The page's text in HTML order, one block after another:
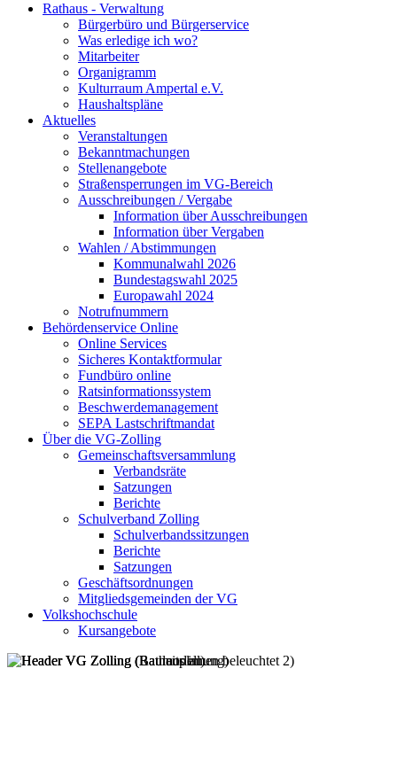
Rathaus - Verwaltung
Bürgerbüro und Bürgerservice
Was erledige ich wo?
Mitarbeiter
Organigramm
Kulturraum Ampertal e.V.
Haushaltspläne
Aktuelles
Veranstaltungen
Bekanntmachungen
Stellenangebote
Straßensperrungen im VG-Bereich
Ausschreibungen / Vergabe
Information über Ausschreibungen
Information über Vergaben
Wahlen / Abstimmungen
Kommunalwahl 2026
Bundestagswahl 2025
Europawahl 2024
Notrufnummern
Behördenservice Online
Online Services
Sicheres Kontaktformular
Fundbüro online
Ratsinformationssystem
Beschwerdemanagement
SEPA Lastschriftmandat
Über die VG-Zolling
Gemeinschaftsversammlung
Verbandsräte
Satzungen
Berichte
Schulverband Zolling
Schulverbandssitzungen
Berichte
Satzungen
Geschäftsordnungen
Mitgliedsgemeinden der VG
Volkshochschule
Kursangebote